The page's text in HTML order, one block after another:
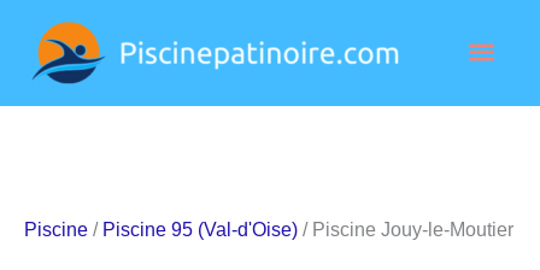
contenu
Piscine / Piscine 95 (Val-d'Oise) / Piscine Jouy-le-Moutier